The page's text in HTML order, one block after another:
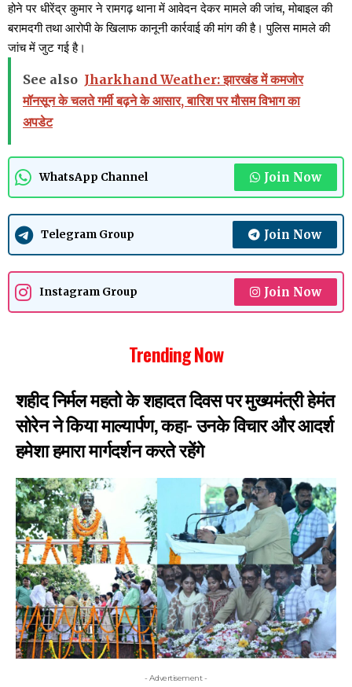
होने पर धीरेंद्र कुमार ने रामगढ़ थाना में आवेदन देकर मामले की जांच, मोबाइल की
बरामदगी तथा आरोपी के खिलाफ कानूनी कार्रवाई की मांग की है। पुलिस मामले की
जांच में जुट गई है।
See also Jharkhand Weather: झारखंड में कमजोर
मॉनसून के चलते गर्मी बढ़ने के आसार, बारिश पर मौसम विभाग का
अपडेट
WhatsApp Channel Join Now
Telegram Group Join Now
Instagram Group Join Now
Trending Now
शहीद निर्मल महतो के शहादत दिवस पर मुख्यमंत्री हेमंत
सोरेन ने किया माल्यार्पण, कहा- उनके विचार और आदर्श
हमेशा हमारा मार्गदर्शन करते रहेंगे
- Advertisement -